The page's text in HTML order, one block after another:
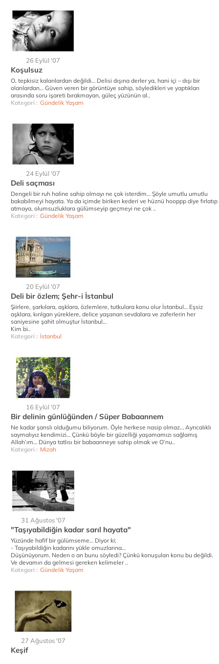
26 Eylül '07
Koşulsuz
O, tepkisiz kalanlardan değildi… Delisi dışına derler ya, hani içi – dışı bir
olanlardan… Güven veren bir görüntüye sahip, söyledikleri ve yaptıkları
arasında soru işareti bırakmayan, güleç yüzünün al..
Kategori : Gündelik Yaşam
24 Eylül '07
Deli saçması
Dengeli bir ruh haline sahip olmayı ne çok isterdim… Şöyle umutlu umutlu
bakabilmeyi hayata. Ya da içimde biriken kederi ve hüznü hooppp diye fırlatıp
atmaya, olumsuzluklara gülümseyip geçmeyi ne çok ..
Kategori : Gündelik Yaşam
20 Eylül '07
Deli bir özlem; Şehr-i İstanbul
Şiirlere, şarkılara, aşklara, özlemlere, tutkulara konu olur İstanbul… Eşsiz
aşklara, kırılgan yüreklere, delice yaşanan sevdalara ve zaferlerin her
saniyesine şahit olmuştur İstanbul…
Kim bi..
Kategori : İstanbul
16 Eylül '07
Bir delinin günlüğünden / Süper Babaannem
Ne kadar şanslı olduğumu biliyorum. Öyle herkese nasip olmaz… Ayrıcalıklı
saymalıyız kendimizi… Çünkü böyle bir güzelliği yaşamamızı sağlamış
Allah’ım… Dünya tatlısı bir babaanneye sahip olmak ve O’nu..
Kategori : Mizah
31 Ağustos '07
"Taşıyabildiğin kadar sarıl hayata"
Yüzünde hafif bir gülümseme… Diyor ki;
- Taşıyabildiğin kadarını yükle omuzlarına…
Düşünüyorum. Neden o an bunu söyledi? Çünkü konuşulan konu bu değildi.
Ve devamın da gelmesi gereken kelimeler ..
Kategori : Gündelik Yaşam
27 Ağustos '07
Keşif